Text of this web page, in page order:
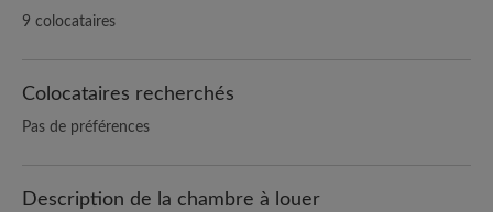
9 colocataires
Colocataires recherchés
Pas de préférences
Description de la chambre à louer